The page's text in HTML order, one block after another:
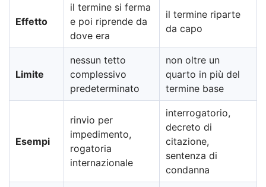
Effetto
il termine si ferma
e poi riprende da
dove era
il termine riparte
da capo
Limite
nessun tetto
complessivo
predeterminato
non oltre un
quarto in più del
termine base
Esempi
rinvio per
impedimento,
rogatoria
internazionale
interrogatorio,
decreto di
citazione,
sentenza di
condanna